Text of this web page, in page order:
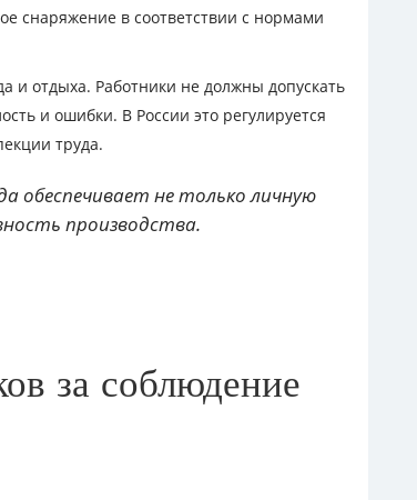
снаряжение в соответствии с нормами
и отдыха. Работники не должны допускать
и ошибки. В России это регулируется
труда.
обеспечивает не только личную
производства.
за соблюдение